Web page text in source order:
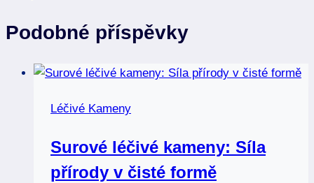
Podobné příspěvky
Léčivé Kameny
Surové léčivé kameny: Síla
přírody v čisté formě